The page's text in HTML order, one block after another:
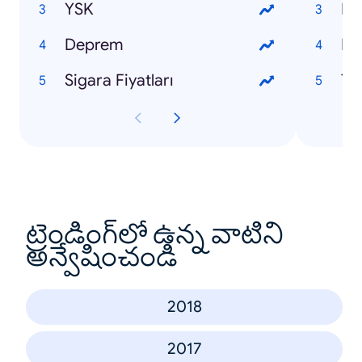
YSK
Deprem
Sigara Fiyatları
ట్రెండింగ్‌లో ఉన్న వాటిని
అన్వేషించండి
2018
2017